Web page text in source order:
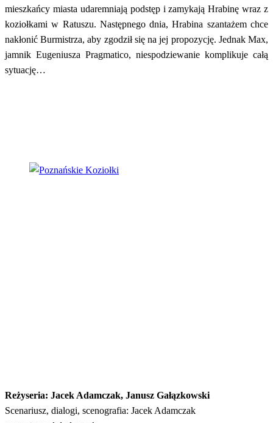
mieszkańcy miasta udaremniają podstęp i zamykają Hrabinę wraz z
koziołkami w Ratuszu. Następnego dnia, Hrabina szantażem chce
nakłonić Burmistrza, aby zgodził się na jej propozycję. Jednak Max,
jamnik Eugeniusza Pragmatico, niespodziewanie komplikuje całą
sytuację…
Reżyseria: Jacek Adamczak, Janusz Gałązkowski
Scenariusz, dialogi, scenografia: Jacek Adamczak